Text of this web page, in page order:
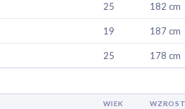
25 182 cm
19 187 cm
25 178 cm
WIEK WZROST